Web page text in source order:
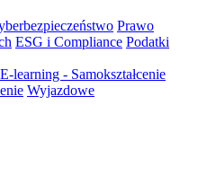
Prawo
ESG i Compliance Podatki
E-learning - Samokształcenie
Wyjazdowe